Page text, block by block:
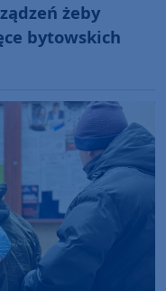
żeby
bytowskich